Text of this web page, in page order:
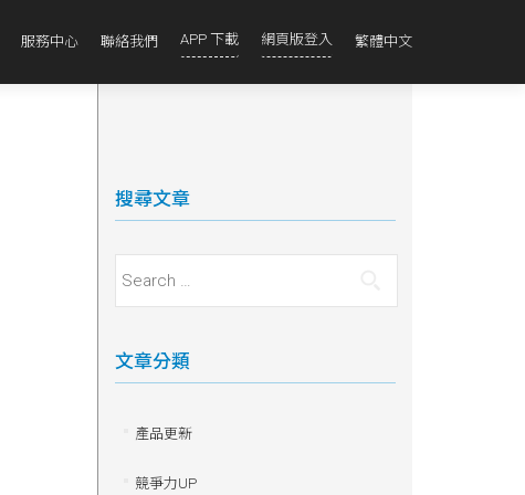
服務中心 聯絡我們 APP 下載 網頁版登入 繁體中文
搜尋文章
Search for:
文章分類
產品更新
競爭力UP